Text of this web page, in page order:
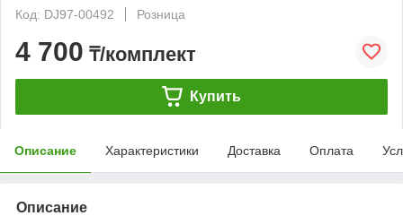
Код: DJ97-00492
Розница
4 700 ₸/комплект
Купить
Описание Характеристики Доставка Оплата
Описание